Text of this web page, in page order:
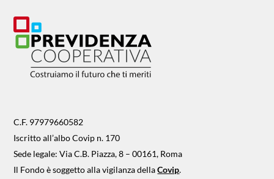
C.F. 97979660582
Iscritto all’albo Covip n. 170
Sede legale: Via C.B. Piazza, 8 – 00161, Roma
Il Fondo è soggetto alla vigilanza dellaCovip.